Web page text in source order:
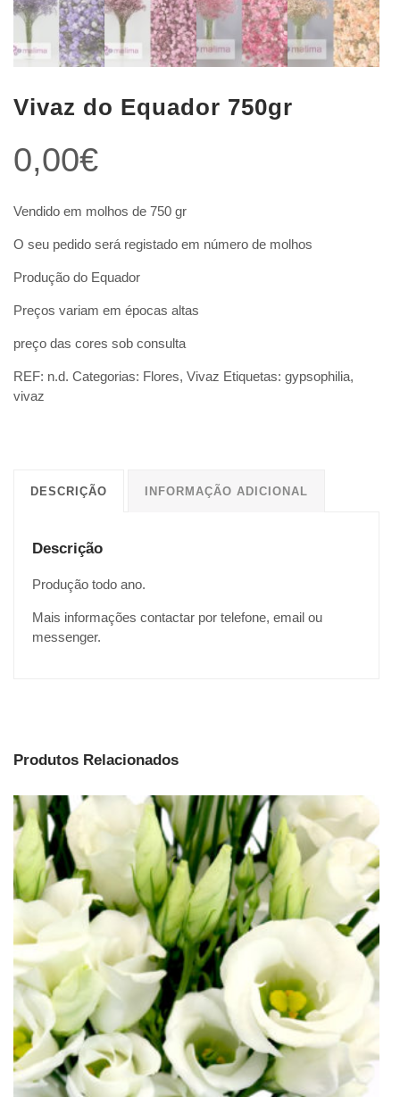
Vivaz do Equador 750gr
0,00€
Vendido em molhos de 750 gr
O seu pedido será registado em número de molhos
Produção do Equador
Preços variam em épocas altas
preço das cores sob consulta
REF: n.d. Categorias: Flores, Vivaz Etiquetas: gypsophilia,
vivaz
DESCRIÇÃO INFORMAÇÃO ADICIONAL
Descrição
Produção todo ano.
Mais informações contactar por telefone, email ou
messenger.
Produtos Relacionados